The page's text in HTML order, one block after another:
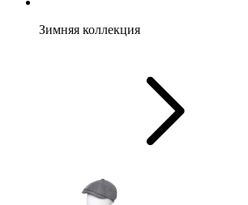
Зимняя коллекция